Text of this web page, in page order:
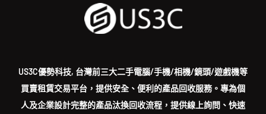
US3C優勢科技, 台灣前三大二手電腦/手機/相機/鏡頭/遊戲機等
買賣租賃交易平台，提供安全、便利的產品回收服務。專為個
人及企業設計完整的產品汰換回收流程，提供線上詢問、快速